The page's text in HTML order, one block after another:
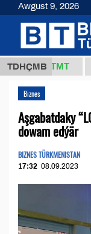
TDHÇMB
ТМТ
Biznes
Aşgabatdaky
dowam edýär
BIZNES TÜRKMENISTAN
17:32 08.09.2023
Awgust 9, 2026